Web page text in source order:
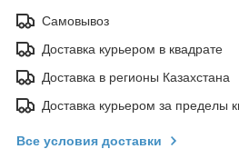
Самовывоз
Доставка курьером в квадрате
Доставка в регионы Казахстана
Доставка курьером за пределы
Все условия доставки